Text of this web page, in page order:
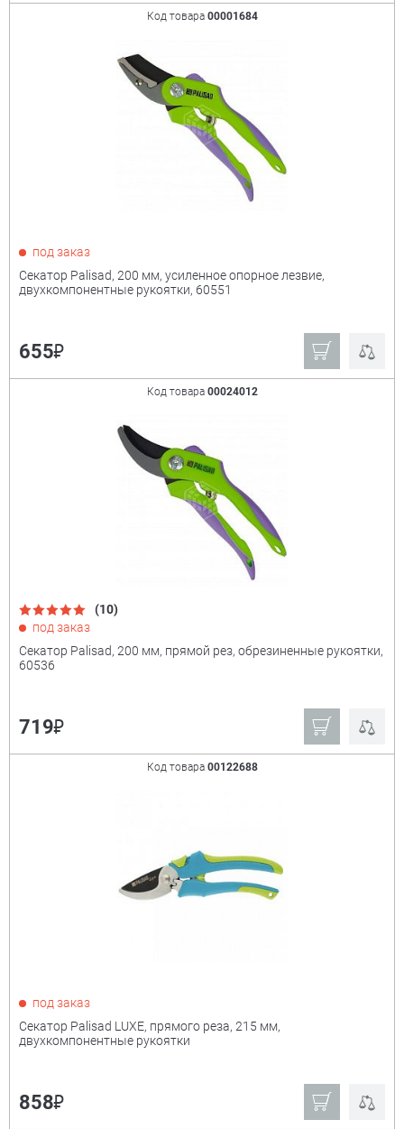
Код товара 00001684
под заказ
Секатор Palisad, 200 мм, усиленное опорное лезвие,
двухкомпонентные рукоятки, 60551
655₽
Код товара 00024012
(10)
под заказ
Секатор Palisad, 200 мм, прямой рез, обрезиненные рукоятки,
60536
719₽
Код товара 00122688
под заказ
Секатор Palisad LUXE, прямого реза, 215 мм,
двухкомпонентные рукоятки
858₽